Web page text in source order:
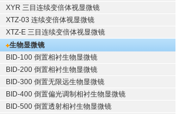
XYR 三目连续变倍体视显微镜
XTZ-03 连续变倍体视显微镜
XTZ-E 三目连续变倍体视显微镜
生物显微镜
BID-100 倒置相衬生物显微镜
BID-200 倒置相衬生物显微镜
BID-300 倒置无限远生物显微镜
BID-400 倒置偏光调制相衬生物显微镜
BID-500 倒置透射相衬生物显微镜